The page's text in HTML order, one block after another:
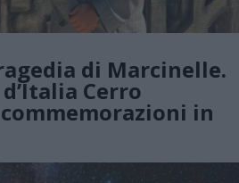
di Marcinelle.
Cerro
in